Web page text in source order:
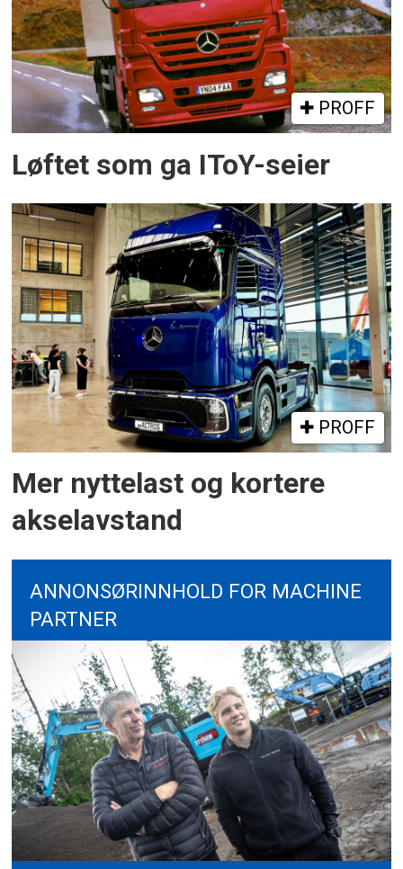
PROFF
Løftet som ga IToY-seier
PROFF
Mer nyttelast og kortere
akselavstand
ANNONSØRINNHOLD FOR MACHINE
PARTNER